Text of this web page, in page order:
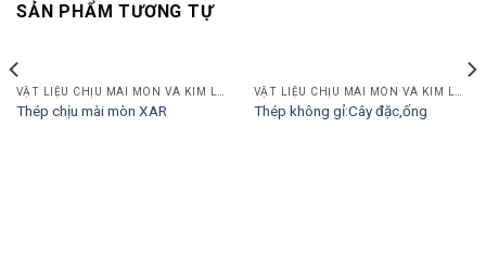
SẢN PHẨM TƯƠNG TỰ
Thép chịu mài mòn XAR Thép không gỉ:Cây đặc,ống